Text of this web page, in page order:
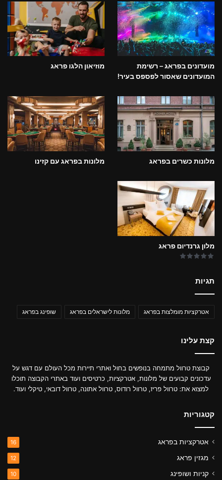
מועדונים בפראג – רשימת
המועדונים שאסור לפספס בעיר!
מוזיאון הלגו פראג
מלונות כשרים בפראג מלונות בפראג עם קזינו
מלון גרנדיום פראג
תגיות
אטרקציות מומלצות בפראג מלונות לישראלים בפראג שופינג בפראג
קצת עלינו
קבוצת טרוול מתמחה בנופשים בחול ואתרי תיירות מכל העולם עם דגש על
עדכונים קבועים של מלונות, אטרקציות, כרטיסים ועוד באתרי הקבוצה תוכלו
למצוא את: טרוול פריז, טרוול רודוס, טרוול אתונה, טרוול דובאי, טיקלי ועוד.
קטגוריות
אטרקציות בפראג 16
מגזין פראג 12
קניות ושופינג 10